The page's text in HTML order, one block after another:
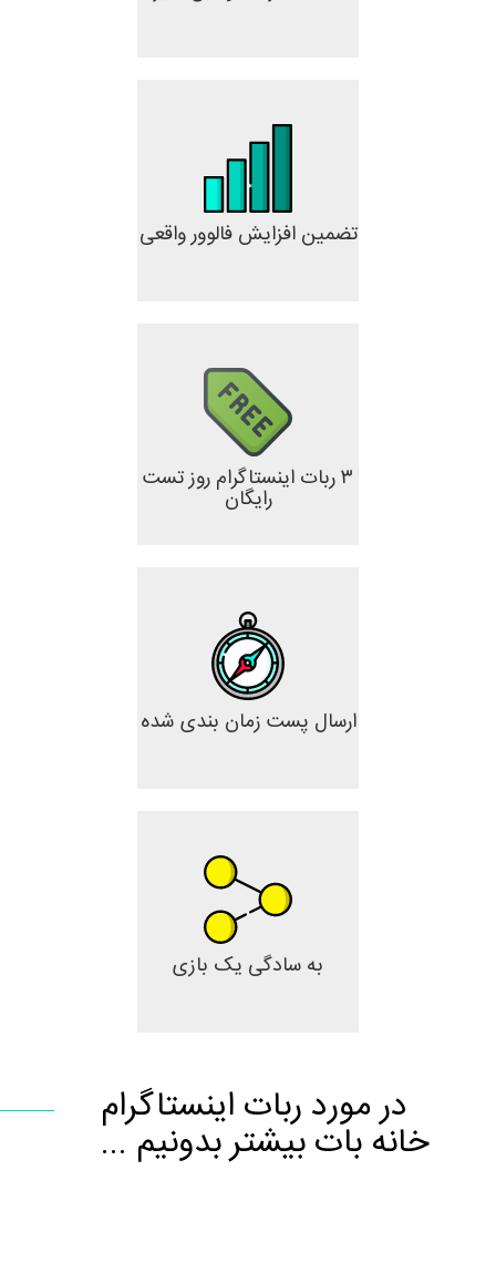
تضمین افزایش فالوور واقعی
۳ ربات اینستاگرام روز تست
رایگان
ارسال پست زمان بندی شده
به سادگی یک بازی
در مورد ربات اینستاگرام
خانه بات بیشتر بدونیم ...